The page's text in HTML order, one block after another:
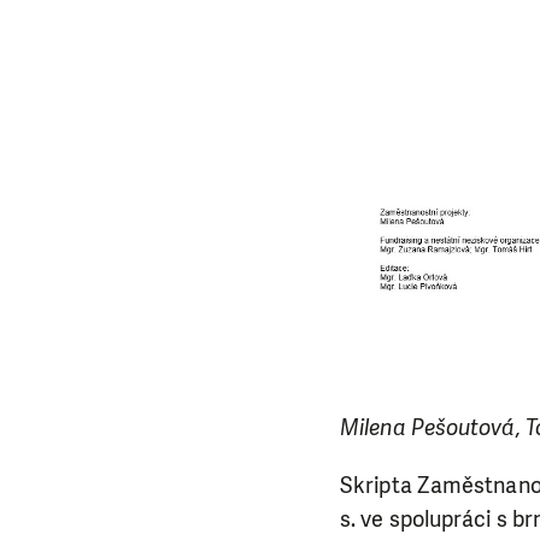
Milena Pešoutová,
Skripta
s. ve spolupráci s